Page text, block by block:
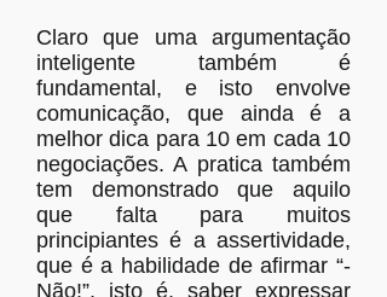
Claro que uma argumentação
inteligente também é
fundamental, e isto envolve
comunicação, que ainda é a
melhor dica para 10 em cada 10
negociações. A pratica também
tem demonstrado que aquilo
que falta para muitos
principiantes é a assertividade,
que é a habilidade de afirmar “-
Não!”, isto é, saber expressar